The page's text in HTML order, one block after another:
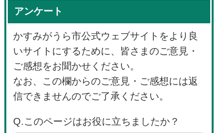
アンケート
かすみがうら市公式ウェブサイトをより良
いサイトにするために、皆さまのご意見・
ご感想をお聞かせください。
なお、この欄からのご意見・ご感想には返
信できませんのでご了承ください。
Q.このページはお役に立ちましたか？